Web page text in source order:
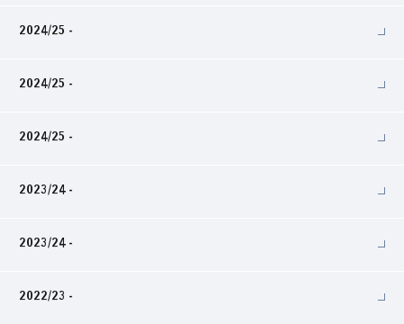
2024/25 -
2024/25 -
2024/25 -
2023/24 -
2023/24 -
2022/23 -